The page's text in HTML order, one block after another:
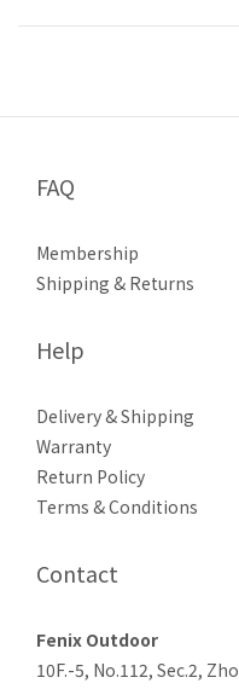
FAQ
Membership
Shipping & Returns
Help
Delivery & Shipping
Warranty
Return Policy
Terms & Conditions
Contact
Fenix Outdoor
10F.-5, No.112, Sec.2,